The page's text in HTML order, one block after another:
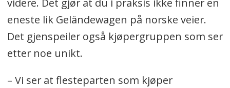
videre. Det gjør at du i praksis ikke finner en
eneste lik Geländewagen på norske veier.
Det gjenspeiler også kjøpergruppen som ser
etter noe unikt.
– Vi ser at flesteparten som kjøper